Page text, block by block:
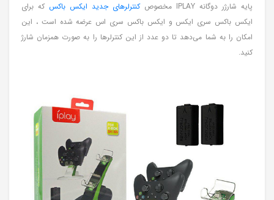
پایه شارژر دوگانه IPLAY مخصوص کنترلرهای جدید ایکس باکس که برای
ایکس باکس سری ایکس و ایکس باکس سری اس عرضه شده‌ است ، این
امکان را به شما می‌دهد تا دو عدد از این کنترلرها را به صورت همزمان شارژ
کنید.